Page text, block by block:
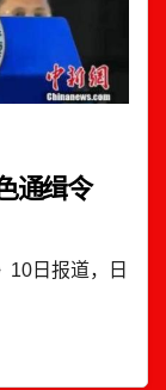
通缉令
10日报道，日